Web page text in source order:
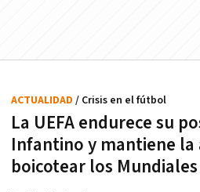
La UEFA endurece su
Infantino y mantiene la
boicotear los Mundiales
ACTUALIDAD / Crisis en el fútbol